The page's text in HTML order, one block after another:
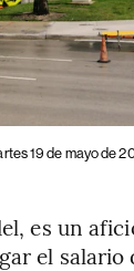
19 de mayo de
es un
el